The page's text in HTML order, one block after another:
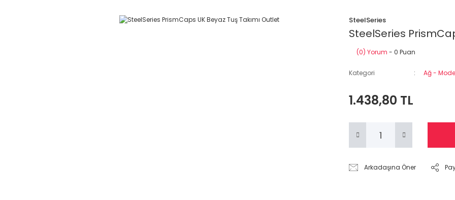
SteelSeries
SteelSeries
(0) Yorum - 0 Puan
Kategori Ağ -
1.438,80 TL
Arkadaşına Öner